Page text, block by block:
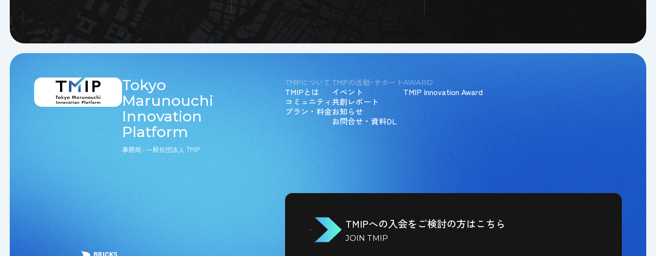
TMIPへの入会をご検討の方はこちら
JOIN TMIP
Tokyo
Marunouchi
Innovation
Platform
事務局 : 一般社団法人 TMIP
TMIPについて
TMIPとは
コミュニティ
プラン・料金
TMIPの活動･サポート
イベント
共創レポート
お知らせ
お問合せ・資料DL
AWARD
TMIP Innovation Award